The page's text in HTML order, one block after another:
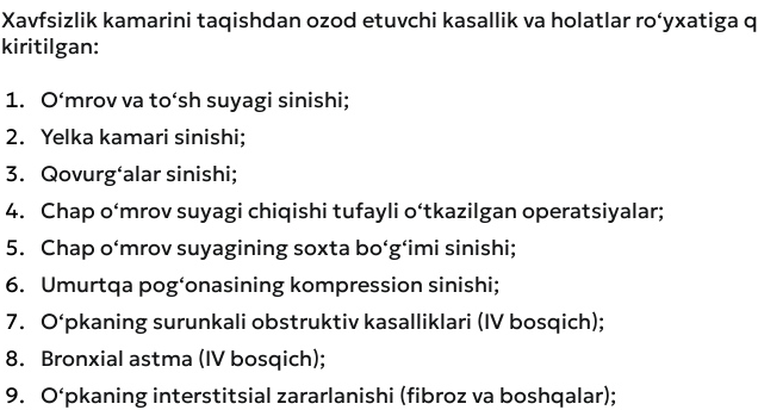
Xavfsizlik kamarini taqishdan ozod etuvchi kasallik va holatlar ro‘yxatiga
kiritilgan:
O‘mrov va to‘sh suyagi sinishi;
Yelka kamari sinishi;
Qovurg‘alar sinishi;
Chap o‘mrov suyagi chiqishi tufayli o‘tkazilgan operatsiyalar;
Chap o‘mrov suyagining soxta bo‘g‘imi sinishi;
Umurtqa pog‘onasining kompression sinishi;
O‘pkaning surunkali obstruktiv kasalliklari (IV bosqich);
Bronxial astma (IV bosqich);
O‘pkaning interstitsial zararlanishi (fibroz va boshqalar);